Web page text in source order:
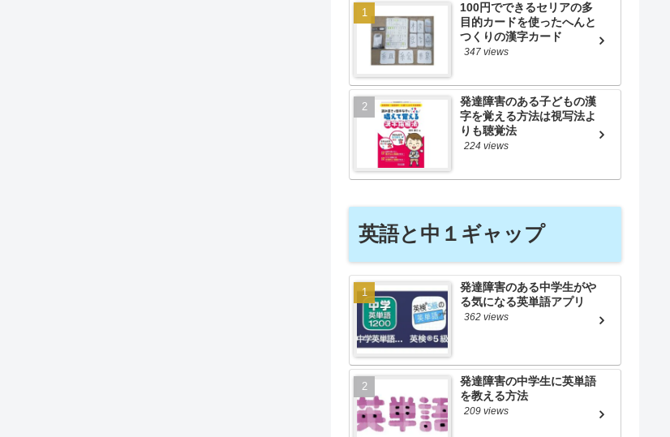
100円でできるセリアの多
目的カードを使ったへんと
つくりの漢字カード
347 views
発達障害のある子どもの漢
字を覚える方法は視写法よ
りも聴覚法
224 views
英語と中１ギャップ
発達障害のある中学生がや
る気になる英単語アプリ
362 views
発達障害の中学生に英単語
を教える方法
209 views